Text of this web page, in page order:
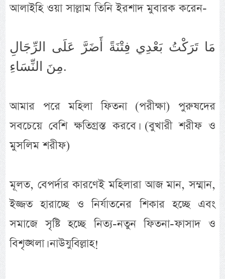
আলাইহি ওয়া সাল্লাম তিনি ইরশাদ মুবারক করেন-
مَا تَرَكْتُ بَعْدِي فِتْنَةً أَضَرَّ عَلَى الرِّجَالِ
مِنَ النِّسَاءِ.
আমার পরে মহিলা ফিতনা (পরীক্ষা) পুরুষদের
সবচেয়ে বেশি ক্ষতিগ্রস্ত করবে। (বুখারী শরীফ ও
মুসলিম শরীফ)
মূলত, বেপর্দার কারণেই মহিলারা আজ মান, সম্মান,
ইজ্জত হারাচ্ছে ও নির্যাতনের শিকার হচ্ছে এবং
সমাজে সৃষ্টি হচ্ছে নিত্য-নতুন ফিতনা-ফাসাদ ও
বিশৃঙ্খলা। নাউযুবিল্লাহ!